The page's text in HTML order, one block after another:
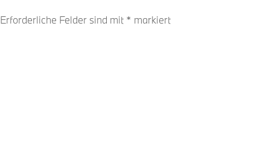
Erforderliche Felder sind mit * markiert